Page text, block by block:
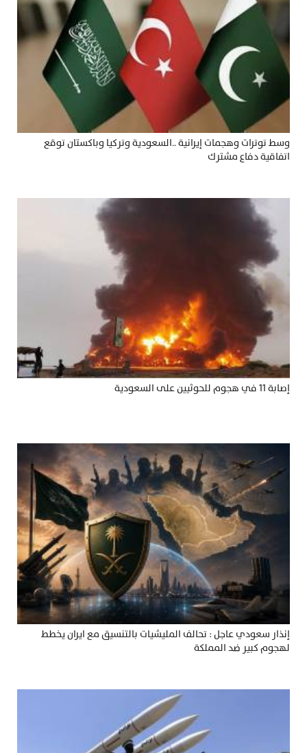
وسط توترات وهجمات إيرانية ..السعودية وتركيا وباكستان توقع
اتفاقية دفاع مشترك
إصابة 11 في هجوم للحوثيين على السعودية
إنذار سعودي عاجل : تحالف المليشيات بالتنسيق مع ايران يخطط
لهجوم كبير ضد المملكة